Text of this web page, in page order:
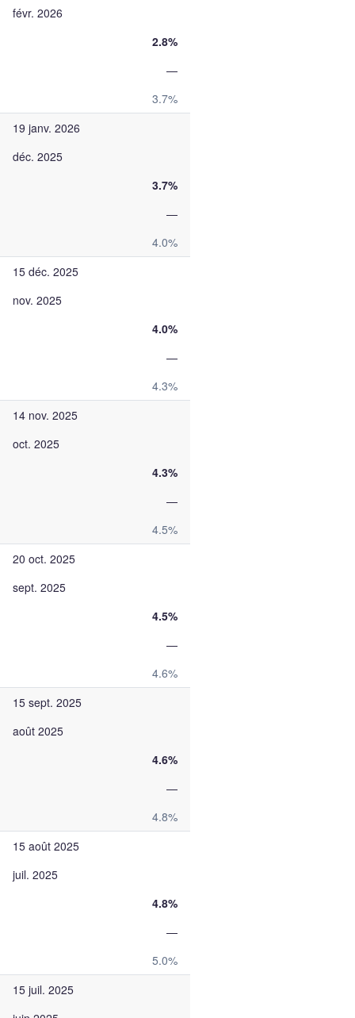
févr. 2026
2.8%
—
3.7%
19 janv. 2026
déc. 2025
3.7%
—
4.0%
15 déc. 2025
nov. 2025
4.0%
—
4.3%
14 nov. 2025
oct. 2025
4.3%
—
4.5%
20 oct. 2025
sept. 2025
4.5%
—
4.6%
15 sept. 2025
août 2025
4.6%
—
4.8%
15 août 2025
juil. 2025
4.8%
—
5.0%
15 juil. 2025